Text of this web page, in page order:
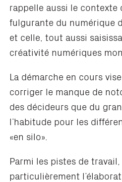
rappelle aussi le contexte
fulgurante du numérique
et celle, tout aussi
créativité numériques
La démarche en cours
corriger le manque de
des décideurs que du
l’habitude pour les
«en silo».
Parmi les pistes de
particulièrement